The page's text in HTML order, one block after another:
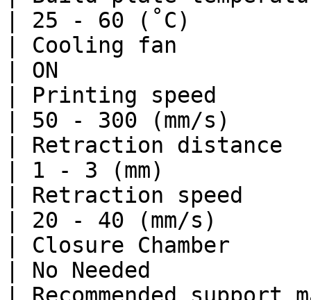
| 25 - 60 (˚C)
| Cooling fan
| ON
| Printing speed
| 50 - 300 (mm/s)
| Retraction distance
| 1 - 3 (mm)
| Retraction speed
| 20 - 40 (mm/s)
| Closure Chamber
| No Needed